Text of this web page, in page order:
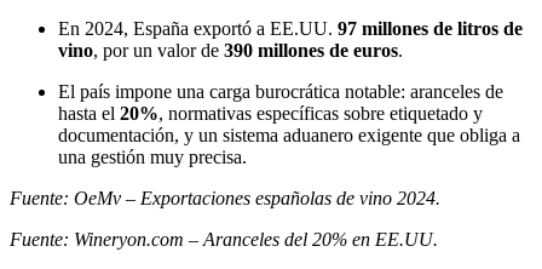
En 2024, España exportó a EE.UU. 97 millones de litros de
vino, por un valor de 390 millones de euros.
El país impone una carga burocrática notable: aranceles de
hasta el 20%, normativas específicas sobre etiquetado y
documentación, y un sistema aduanero exigente que obliga a
una gestión muy precisa.
Fuente: OeMv – Exportaciones españolas de vino 2024.
Fuente: Wineryon.com – Aranceles del 20% en EE.UU.